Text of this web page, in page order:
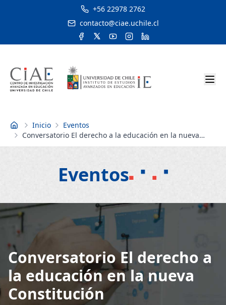
+56 22978 2762
contacto@ciae.uchile.cl
Inicio Inicio
Eventos
Conversatorio El derecho a la educación en la nueva
Constitución
Eventos
Conversatorio El derecho a
la educación en la nueva
Constitución